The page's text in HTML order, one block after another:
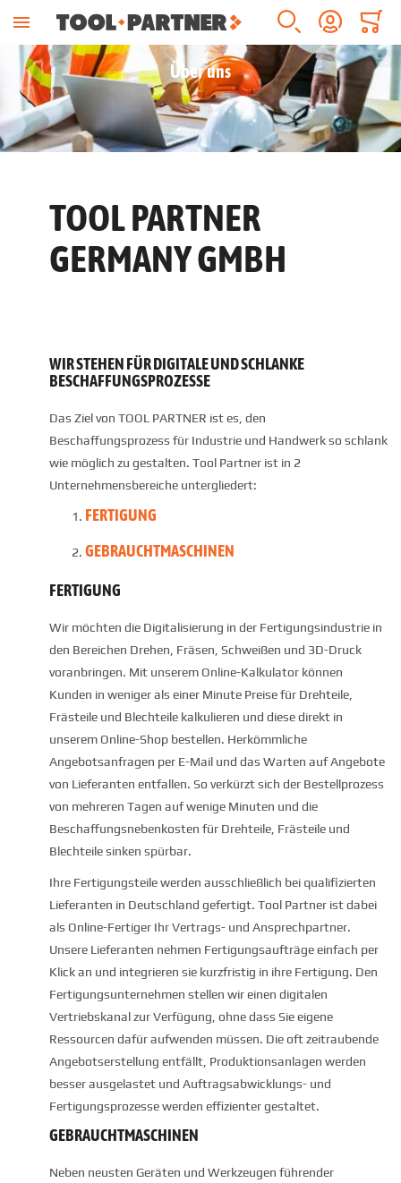
Suche Konto
Über uns
TOOL PARTNER
GERMANY GMBH
WIR STEHEN FÜR DIGITALE UND SCHLANKE
BESCHAFFUNGSPROZESSE
Das Ziel von TOOL PARTNER ist es, den
Beschaffungsprozess für Industrie und Handwerk so schlank
wie möglich zu gestalten. Tool Partner ist in 2
Unternehmensbereiche untergliedert:
FERTIGUNG
GEBRAUCHTMASCHINEN
FERTIGUNG
Wir möchten die Digitalisierung in der Fertigungsindustrie in
den Bereichen Drehen, Fräsen, Schweißen und 3D-Druck
voranbringen. Mit unserem Online-Kalkulator können
Kunden in weniger als einer Minute Preise für Drehteile,
Frästeile und Blechteile kalkulieren und diese direkt in
unserem Online-Shop bestellen. Herkömmliche
Angebotsanfragen per E-Mail und das Warten auf Angebote
von Lieferanten entfallen. So verkürzt sich der Bestellprozess
von mehreren Tagen auf wenige Minuten und die
Beschaffungsnebenkosten für Drehteile, Frästeile und
Blechteile sinken spürbar.
Ihre Fertigungsteile werden ausschließlich bei qualifizierten
Lieferanten in Deutschland gefertigt. Tool Partner ist dabei
als Online-Fertiger Ihr Vertrags- und Ansprechpartner.
Unsere Lieferanten nehmen Fertigungsaufträge einfach per
Klick an und integrieren sie kurzfristig in ihre Fertigung. Den
Fertigungsunternehmen stellen wir einen digitalen
Vertriebskanal zur Verfügung, ohne dass Sie eigene
Ressourcen dafür aufwenden müssen. Die oft zeitraubende
Angebotserstellung entfällt, Produktionsanlagen werden
besser ausgelastet und Auftragsabwicklungs- und
Fertigungsprozesse werden effizienter gestaltet.
GEBRAUCHTMASCHINEN
Neben neusten Geräten und Werkzeugen führender